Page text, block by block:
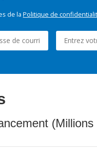
de la Politique de